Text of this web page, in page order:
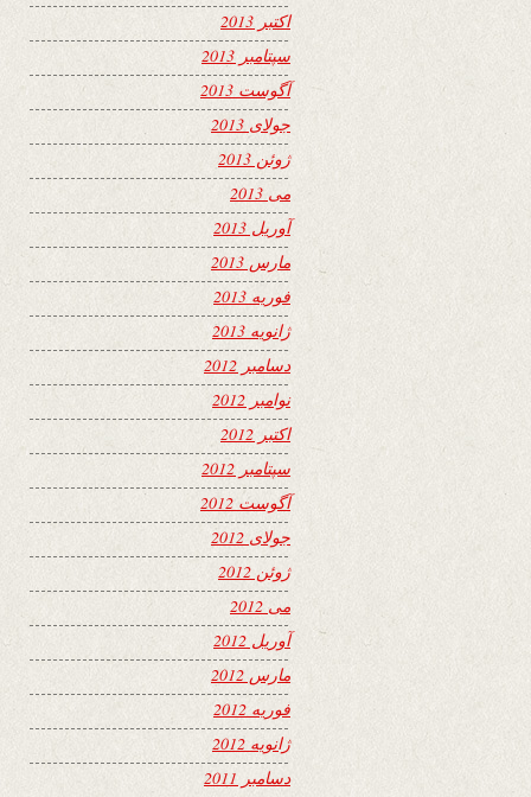
اکتبر 2013
سپتامبر 2013
آگوست 2013
جولای 2013
ژوئن 2013
می 2013
آوریل 2013
مارس 2013
فوریه 2013
ژانویه 2013
دسامبر 2012
نوامبر 2012
اکتبر 2012
سپتامبر 2012
آگوست 2012
جولای 2012
ژوئن 2012
می 2012
آوریل 2012
مارس 2012
فوریه 2012
ژانویه 2012
دسامبر 2011